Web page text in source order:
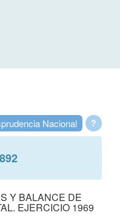
?
Nacional
Y BALANCE DE
EJERCICIO 1969